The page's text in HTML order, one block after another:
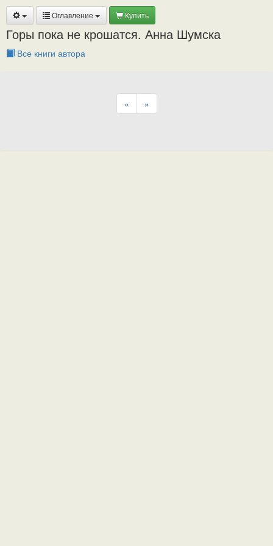
Оглавление Купить
Горы пока не крошатся. Анна Шумска
Все книги автора
« »